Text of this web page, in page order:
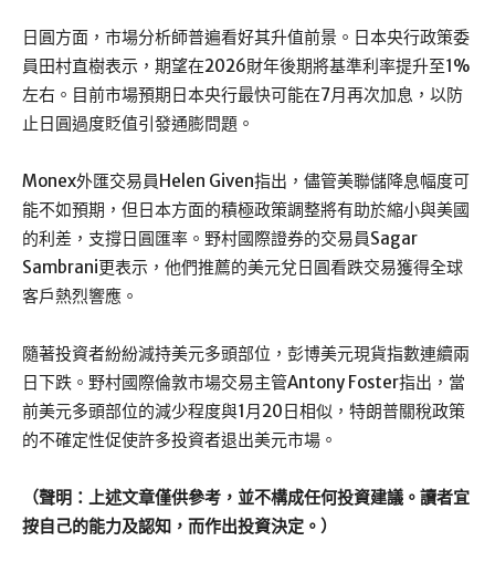
日圓方面，市場分析師普遍看好其升值前景。日本央行政策委
員田村直樹表示，期望在2026財年後期將基準利率提升至1%
左右。目前市場預期日本央行最快可能在7月再次加息，以防
止日圓過度貶值引發通膨問題。
Monex外匯交易員Helen Given指出，儘管美聯儲降息幅度可
能不如預期，但日本方面的積極政策調整將有助於縮小與美國
的利差，支撐日圓匯率。野村國際證券的交易員Sagar
Sambrani更表示，他們推薦的美元兌日圓看跌交易獲得全球
客戶熱烈響應。
隨著投資者紛紛減持美元多頭部位，彭博美元現貨指數連續兩
日下跌。野村國際倫敦市場交易主管Antony Foster指出，當
前美元多頭部位的減少程度與1月20日相似，特朗普關稅政策
的不確定性促使許多投資者退出美元市場。
（聲明：上述文章僅供參考，並不構成任何投資建議。讀者宜
按自己的能力及認知，而作出投資決定。）